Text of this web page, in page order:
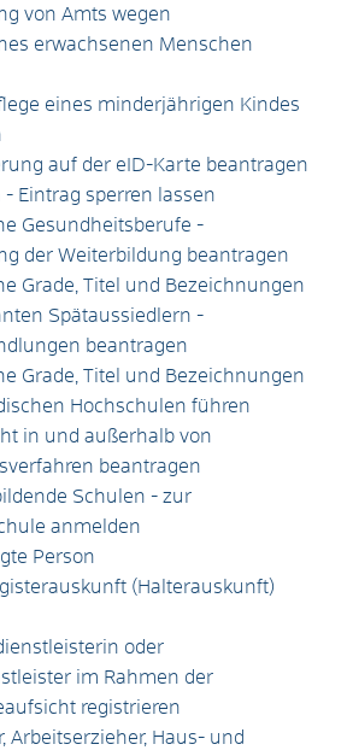
von Amts wegen
erwachsenen Menschen
eines minderjährigen Kindes
auf der eID-Karte beantragen
- Eintrag sperren lassen
Gesundheitsberufe -
der Weiterbildung beantragen
Grade, Titel und Bezeichnungen
Spätaussiedlern -
beantragen
Grade, Titel und Bezeichnungen
Hochschulen führen
in und außerhalb von
beantragen
Schulen - zur
anmelden
Person
(Halterauskunft)
oder
im Rahmen der
registrieren
Arbeitserzieher, Haus- und